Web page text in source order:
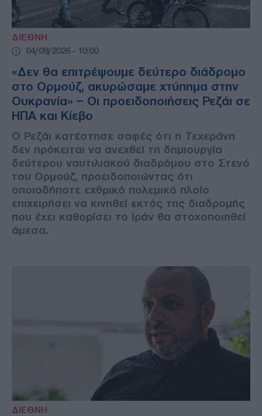
ΔΙΕΘΝΗ
04/08/2026 - 10:00
«Δεν θα επιτρέψουμε δεύτερο διάδρομο
στο Ορμούζ, ακυρώσαμε χτύπημα στην
Ουκρανία» – Οι προειδοποιήσεις Ρεζάι σε
ΗΠΑ και Κίεβο
Ο Ρεζάι κατέστησε σαφές ότι η Τεχεράνη
δεν πρόκειται να ανεχθεί τη δημιουργία
δεύτερου ναυτιλιακού διαδρόμου στο Στενό
του Ορμούζ, προειδοποιώντας ότι
οποιοδήποτε εχθρικό πολεμικό πλοίο
επιχειρήσει να κινηθεί εκτός της διαδρομής
που έχει καθορίσει το Ιράν θα στοχοποιηθεί
άμεσα.
ΔΙΕΘΝΗ